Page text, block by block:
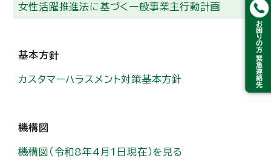
女性活躍推進法に基づく一般事業主行動計画
基本方針
カスタマーハラスメント対策基本方針
機構図
機構図（令和8年4月1日現在）を見る